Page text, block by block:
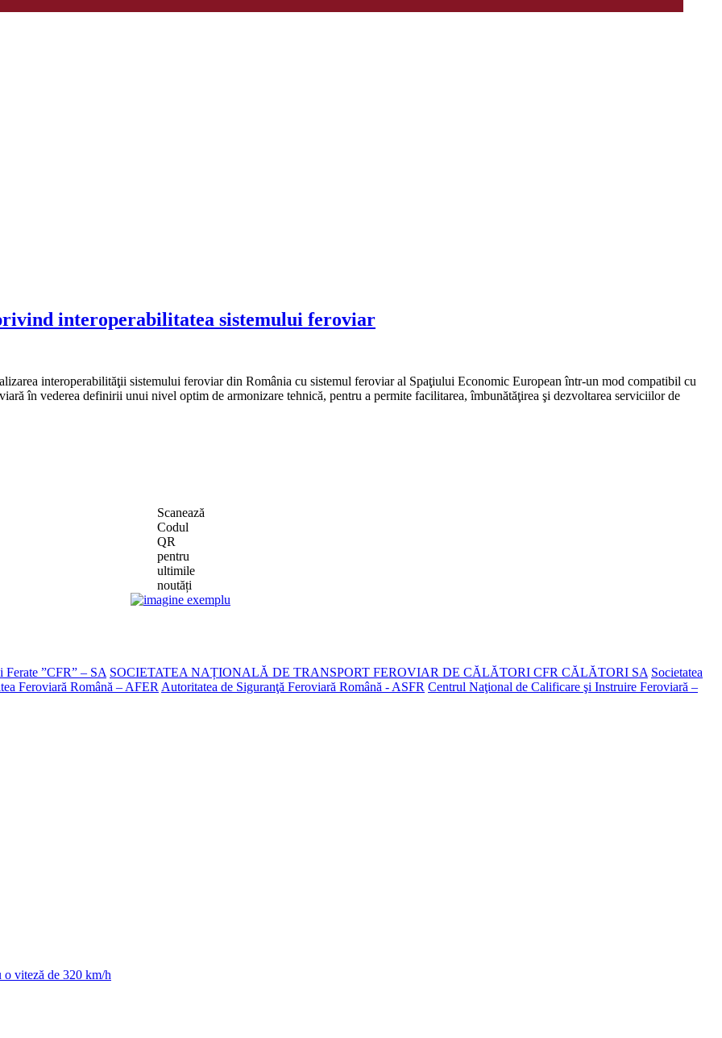
interoperabilitatea sistemului feroviar
interoperabilităţii sistemului feroviar din România cu sistemul feroviar al Spaţiului Economic European într-un mod compatibil cu
în vederea definirii unui nivel optim de armonizare tehnică, pentru a permite facilitarea, îmbunătăţirea şi dezvoltarea serviciilor de
Scanează
Codul
QR
pentru
ultimile
noutăți
Ferate ”CFR” – SA SOCIETATEA NAȚIONALĂ DE TRANSPORT FEROVIAR DE CĂLĂTORI CFR CĂLĂTORI SA Societatea
Feroviară Română – AFER Autoritatea de Siguranţă Feroviară Română - ASFR Centrul Naţional de Calificare şi Instruire Feroviară –
o viteză de 320 km/h